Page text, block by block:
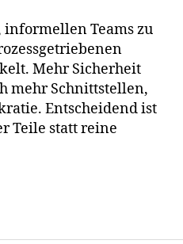
Teams zu
Mehr Sicherheit
mehr Schnittstellen,
Entscheidend ist
Teile statt reine